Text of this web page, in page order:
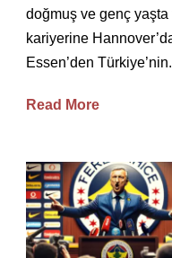
doğmuş ve genç yaşta
kariyerine
Essen’den
Read More